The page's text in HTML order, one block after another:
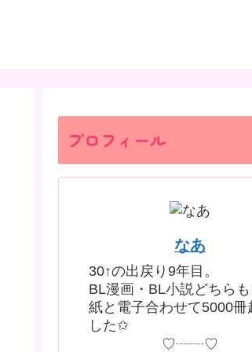
プロフィール
なあ
30↑の出戻り9年目。
BL漫画・BL小説どちら
紙と電子合わせて5000冊
した✩
♡┈┈♡